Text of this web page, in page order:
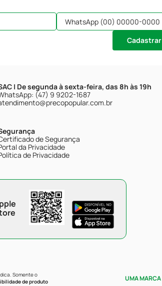
Cadastrar
| De segunda à sexta-feira, das 8h às 19h
(47) 9 9202-1687
de Segurança
da Privacidade
de Privacidade
Somente o
de produto
UMA MARCA